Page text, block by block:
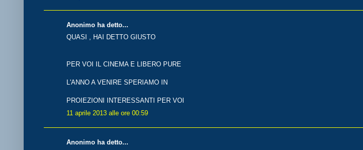
Anonimo ha detto...
QUASI , HAI DETTO GIUSTO
PER VOI IL CINEMA E LIBERO PURE
L'ANNO A VENIRE SPERIAMO IN
PROIEZIONI INTERESSANTI PER VOI
11 aprile 2013 alle ore 00:59
Anonimo ha detto...